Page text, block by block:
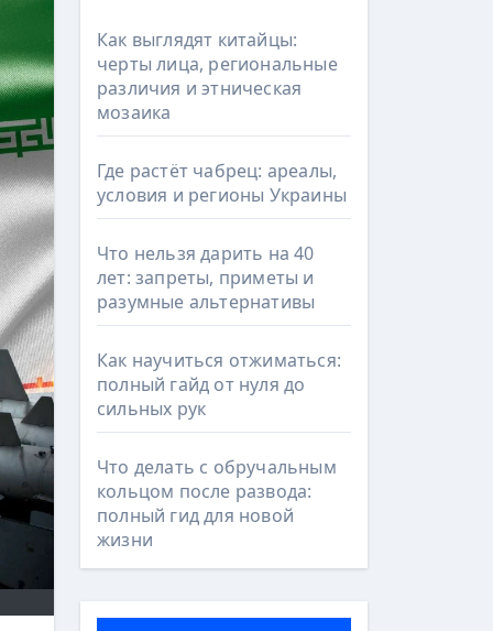
Как выглядят китайцы:
черты лица, региональные
различия и этническая
мозаика
Где растёт чабрец: ареалы,
условия и регионы Украины
Что нельзя дарить на 40
лет: запреты, приметы и
разумные альтернативы
Как научиться отжиматься:
полный гайд от нуля до
сильных рук
Что делать с обручальным
кольцом после развода:
полный гид для новой
жизни